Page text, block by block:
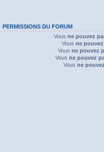
PERMISSIONS DU FORUM
Vous ne pouvez
Vous ne
Vous ne pouvez
Vous ne pouvez
Vous ne